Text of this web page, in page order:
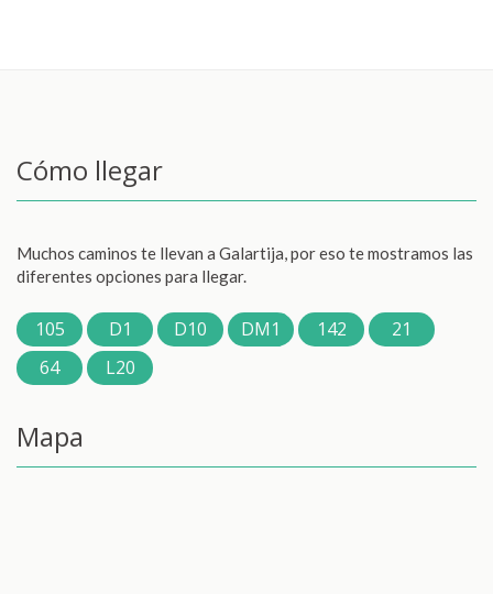
Cómo llegar
Muchos caminos te llevan a Galartija, por eso te mostramos las
diferentes opciones para llegar.
105 D1 D10 DM1 142
21
64
L20
Mapa